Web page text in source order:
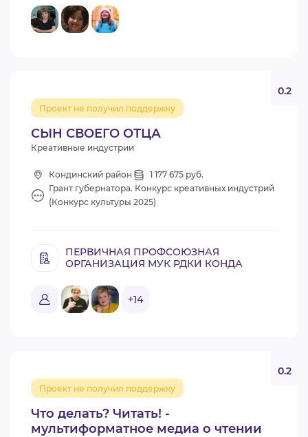
СЫН СВОЕГО ОТЦА
Проект не получил поддержку
0.2
Креативные индустрии
Кондинский район
1 177 675 руб.
Грант губернатора. Конкурс креативных индустрий
(Конкурс культуры 2025)
ПЕРВИЧНАЯ ПРОФСОЮЗНАЯ
ОРГАНИЗАЦИЯ МУК РДКИ КОНДА
+14
Что делать? Читать! -
мультиформатное медиа о чтении
Проект не получил поддержку
0.2